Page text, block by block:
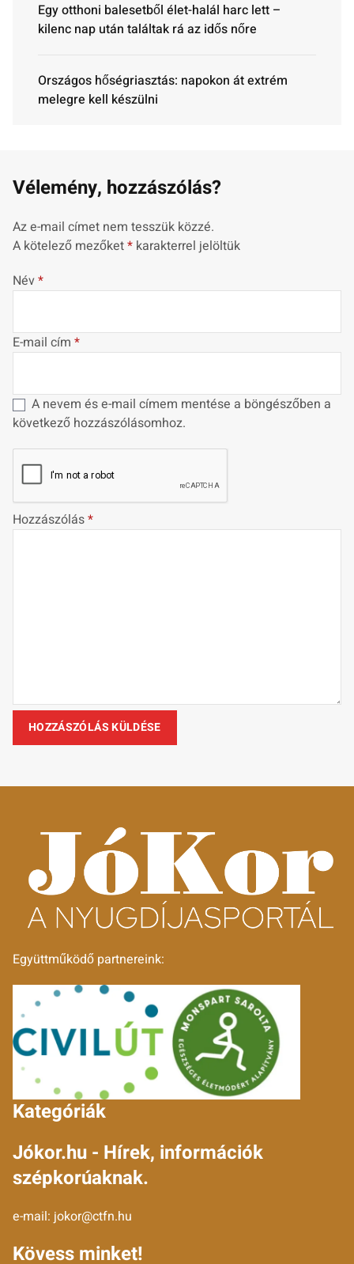
Egy otthoni balesetből élet-halál harc lett –
kilenc nap után találtak rá az idős nőre
Országos hőségriasztás: napokon át extrém
melegre kell készülni
Vélemény, hozzászólás?
Az e-mail címet nem tesszük közzé.
A kötelező mezőket* karakterrel jelöltük
Név*
E-mail cím *
A nevem és e-mail címem mentése a böngészőben a
következő hozzászólásomhoz.
Hozzászólás*
Együttműködő partnereink:
Kategóriák
Jókor.hu - Hírek, információk
szépkorúaknak.
e-mail: jokor@ctfn.hu
Kövess minket!